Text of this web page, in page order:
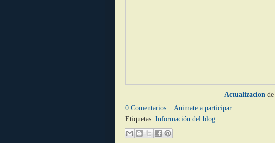
Actualizacion de
0 Comentarios... Animate a participar
Etiquetas: Información del blog